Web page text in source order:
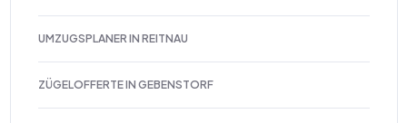
UMZUGSPLANER IN REITNAU
ZÜGELOFFERTE IN GEBENSTORF